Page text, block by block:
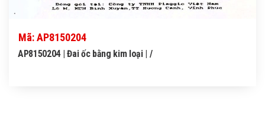
Mã: AP8150204
AP8150204 | Đai ốc bằng kim loại | /